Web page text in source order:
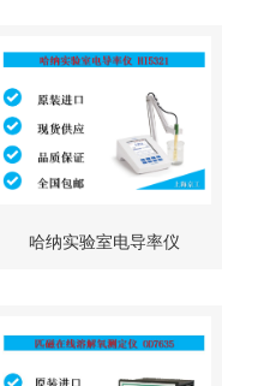
哈纳实验室电导率仪